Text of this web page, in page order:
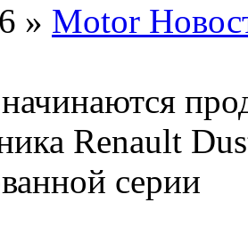
» Motor
Renault
серии